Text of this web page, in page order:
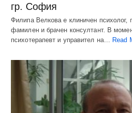
гр. София
Филипа Велкова е клиничен психолог,
фамилен и брачен консултант. В
психотерапевт и управител на…
Read